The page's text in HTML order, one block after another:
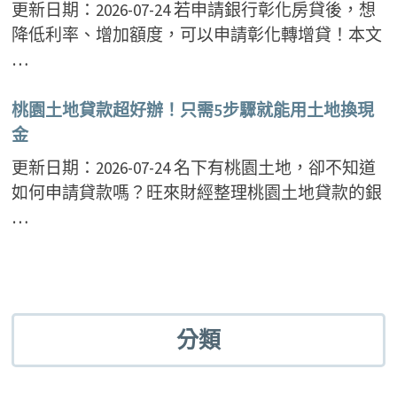
更新日期：2026-07-24 若申請銀行彰化房貸後，想
降低利率、增加額度，可以申請彰化轉增貸！本文
…
桃園土地貸款超好辦！只需5步驟就能用土地換現
金
更新日期：2026-07-24 名下有桃園土地，卻不知道
如何申請貸款嗎？旺來財經整理桃園土地貸款的銀
…
分類